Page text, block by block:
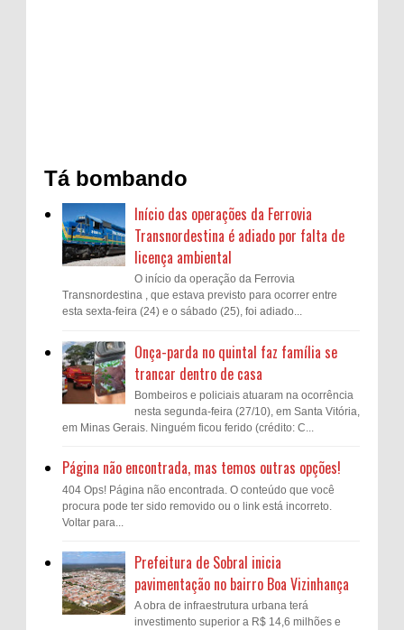
Tá bombando
Início das operações da Ferrovia
Transnordestina é adiado por falta de
licença ambiental
O início da operação da Ferrovia
Transnordestina , que estava previsto para ocorrer entre
esta sexta-feira (24) e o sábado (25), foi adiado...
Onça-parda no quintal faz família se
trancar dentro de casa
Bombeiros e policiais atuaram na ocorrência
nesta segunda-feira (27/10), em Santa Vitória,
em Minas Gerais. Ninguém ficou ferido (crédito: C...
Página não encontrada, mas temos outras opções!
404 Ops! Página não encontrada. O conteúdo que você
procura pode ter sido removido ou o link está incorreto.
Voltar para...
Prefeitura de Sobral inicia
pavimentação no bairro Boa Vizinhança
A obra de infraestrutura urbana terá
investimento superior a R$ 14,6 milhões e